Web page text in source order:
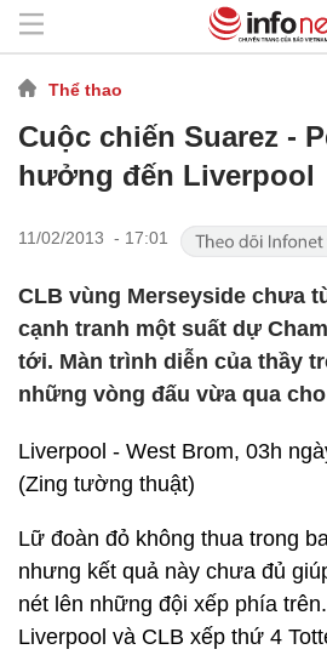
Thể thao
Cuộc chiến Suarez -
hưởng đến Liverpool
11/02/2013 - 17:01
CLB vùng Merseyside chưa
cạnh tranh một suất dự
tới. Màn trình diễn của thầy
những vòng đấu vừa qua
Liverpool - West Brom, 03h
(Zing tường thuật)
Lữ đoàn đỏ không thua trong
nhưng kết quả này chưa đủ
nét lên những đội xếp phía
Liverpool và CLB xếp thứ 4